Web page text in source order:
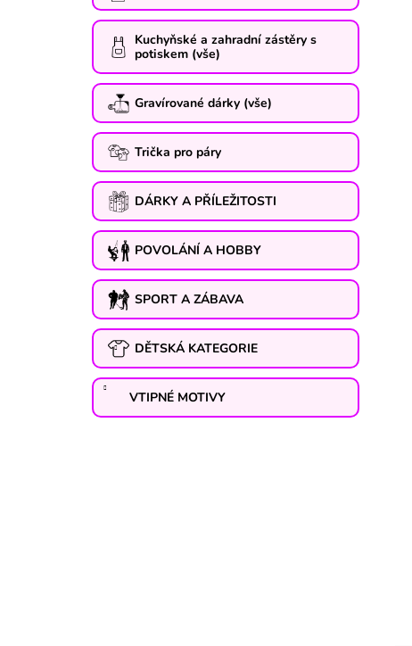
Kuchyňské a zahradní zástěry s
potiskem (vše)
Gravírované dárky (vše)
Trička pro páry
DÁRKY A PŘÍLEŽITOSTI
POVOLÁNÍ A HOBBY
SPORT A ZÁBAVA
DĚTSKÁ KATEGORIE
VTIPNÉ MOTIVY